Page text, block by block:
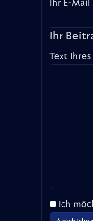
Ihr E-Mail
Ihr
Ich